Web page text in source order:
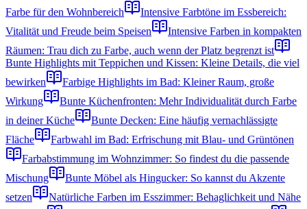
Farbe für den Wohnbereich
Intensive Farbtöne im Essbereich:
Vitalität und Freude beim Speisen
Intensive Farben in kompakten
Räumen: Trau dich zu Farbe, auch wenn der Platz begrenzt ist
Bunte Highlights mit Teppichen und Kissen: Kleine Details, die viel
bewirken
Farbige Highlights im Bad: Kleiner Raum, große
Wirkung
Bunte Küchenfronten: Mehr Individualität durch Farbe
in deiner Küche
Bunte Decken: Eine häufig vernachlässigte
Fläche
Farbwahl im Bad: Erfrischung mit Blau- und Grüntönen
Farbabstimmung im Wohnzimmer: So findest du die passende
Mischung
Bunte Möbel als Hingucker: So kannst du Akzente
setzen
Natürliche Farben im Esszimmer: Behaglichkeit und Nähe